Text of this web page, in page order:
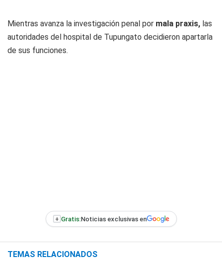
Mientras avanza la investigación penal por mala praxis, las
autoridades del hospital de Tupungato decidieron apartarla
de sus funciones.
+ Gratis:Noticias exclusivas en
TEMAS RELACIONADOS